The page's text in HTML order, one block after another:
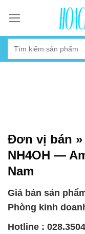
content
Đơn vị bán
NH4OH —
Nam
Giá bán sản
Phòng kinh
Hotline :